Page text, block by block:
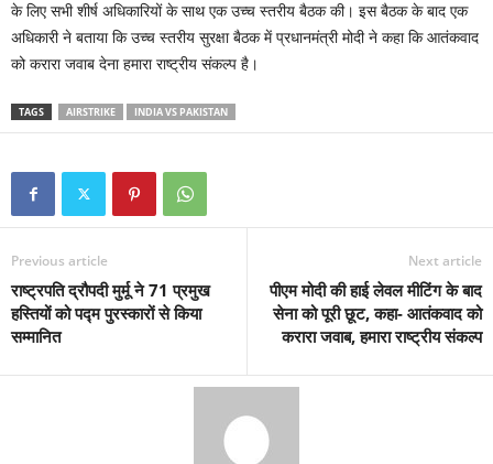
के लिए सभी शीर्ष अधिकारियों के साथ एक उच्च स्तरीय बैठक की। इस बैठक के बाद एक
अधिकारी ने बताया कि उच्च स्तरीय सुरक्षा बैठक में प्रधानमंत्री मोदी ने कहा कि आतंकवाद
को करारा जवाब देना हमारा राष्ट्रीय संकल्प है।
TAGS AIRSTRIKE INDIA VS PAKISTAN
Previous article
राष्ट्रपति द्रौपदी मुर्मू ने 71 प्रमुख
हस्तियों को पद्म पुरस्कारों से किया
सम्मानित
Next article
पीएम मोदी की हाई लेवल मीटिंग के बाद
सेना को पूरी छूट, कहा- आतंकवाद को
करारा जवाब, हमारा राष्ट्रीय संकल्प